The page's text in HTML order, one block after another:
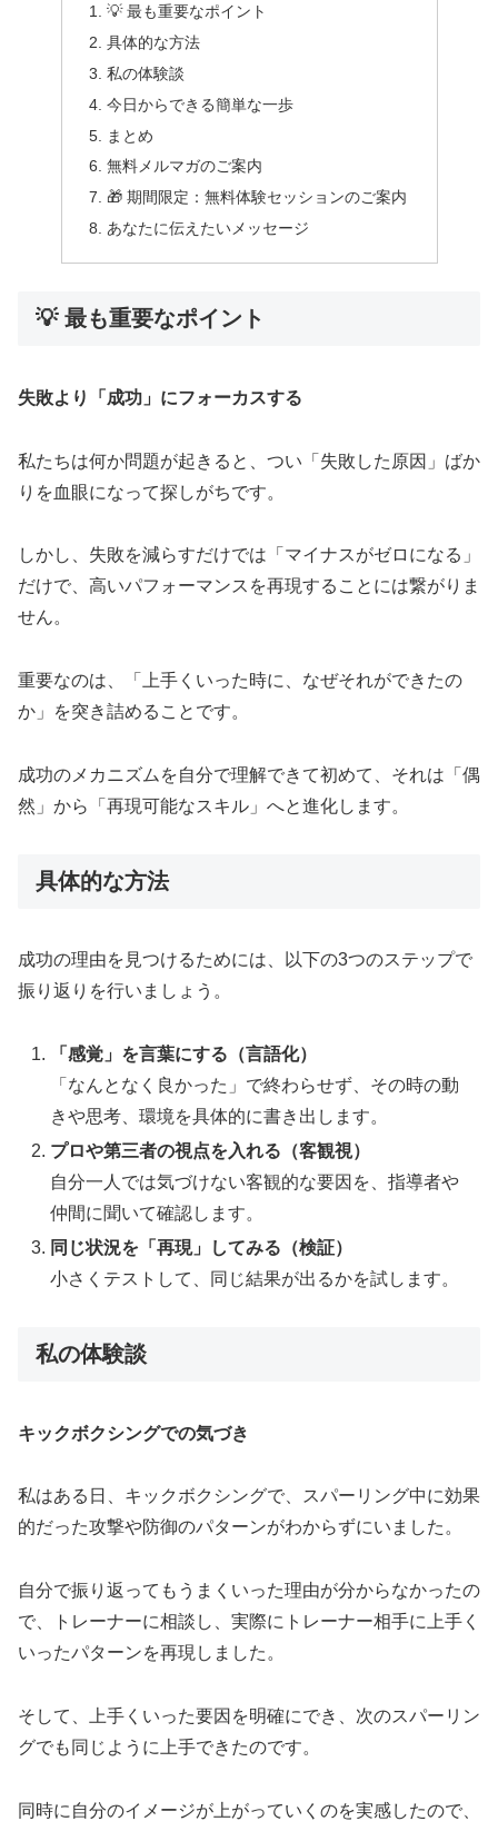
💡 最も重要なポイント
具体的な方法
私の体験談
今日からできる簡単な一歩
まとめ
無料メルマガのご案内
🎁 期間限定：無料体験セッションのご案内
あなたに伝えたいメッセージ
💡 最も重要なポイント
失敗より「成功」にフォーカスする
私たちは何か問題が起きると、つい「失敗した原因」ばか
りを血眼になって探しがちです。
しかし、失敗を減らすだけでは「マイナスがゼロになる」
だけで、高いパフォーマンスを再現することには繋がりま
せん。
重要なのは、「上手くいった時に、なぜそれができたの
か」を突き詰めることです。
成功のメカニズムを自分で理解できて初めて、それは「偶
然」から「再現可能なスキル」へと進化します。
具体的な方法
成功の理由を見つけるためには、以下の3つのステップで
振り返りを行いましょう。
「感覚」を言葉にする（言語化）
「なんとなく良かった」で終わらせず、その時の動
きや思考、環境を具体的に書き出します。
プロや第三者の視点を入れる（客観視）
自分一人では気づけない客観的な要因を、指導者や
仲間に聞いて確認します。
同じ状況を「再現」してみる（検証）
小さくテストして、同じ結果が出るかを試します。
私の体験談
キックボクシングでの気づき
私はある日、キックボクシングで、スパーリング中に効果
的だった攻撃や防御のパターンがわからずにいました。
自分で振り返ってもうまくいった理由が分からなかったの
で、トレーナーに相談し、実際にトレーナー相手に上手く
いったパターンを再現しました。
そして、上手くいった要因を明確にでき、次のスパーリン
グでも同じように上手できたのです。
同時に自分のイメージが上がっていくのを実感したので、